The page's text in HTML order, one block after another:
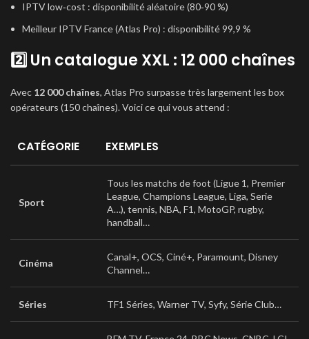
IPTV low‑cost : disponibilité aléatoire (80‑90 %)
Meilleur IPTV France (Atlas Pro) : disponibilité 99,9 %
2️⃣ Un catalogue XXL : 12 000 chaînes
Avec 12 000 chaînes, Atlas Pro surpasse très largement les box
opérateurs (150 chaînes). Voici ce qui vous attend :
CATÉGORIE EXEMPLES
Sport
Tous les matchs de foot (Ligue 1, Premier
League, Champions League, Liga, Serie
A…), tennis, NBA, F1, MotoGP, rugby,
handball…
Cinéma
Canal+, OCS, Ciné+, Paramount, Disney
Channel…
Séries TF1 Séries, Warner TV, Syfy, Série Club…